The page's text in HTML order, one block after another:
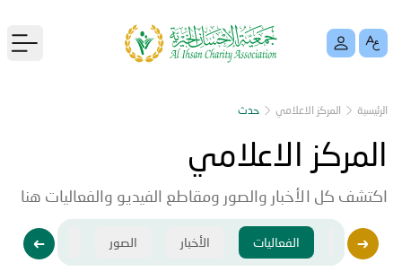
الرئيسية المركز الاعلامي حدث
المركز الاعلامي
اكتشف كل الأخبار والصور ومقاطع الفيديو والفعاليات هنا
فيديو الفعاليات الأخبار الصور فيديو